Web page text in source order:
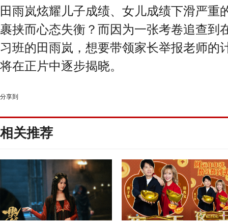
田雨岚炫耀儿子成绩、女儿成绩下滑严重
裹挟而心态失衡？而因为一张考卷追查到
习班的田雨岚，想要带领家长举报老师的
将在正片中逐步揭晓。
分享到
相关推荐